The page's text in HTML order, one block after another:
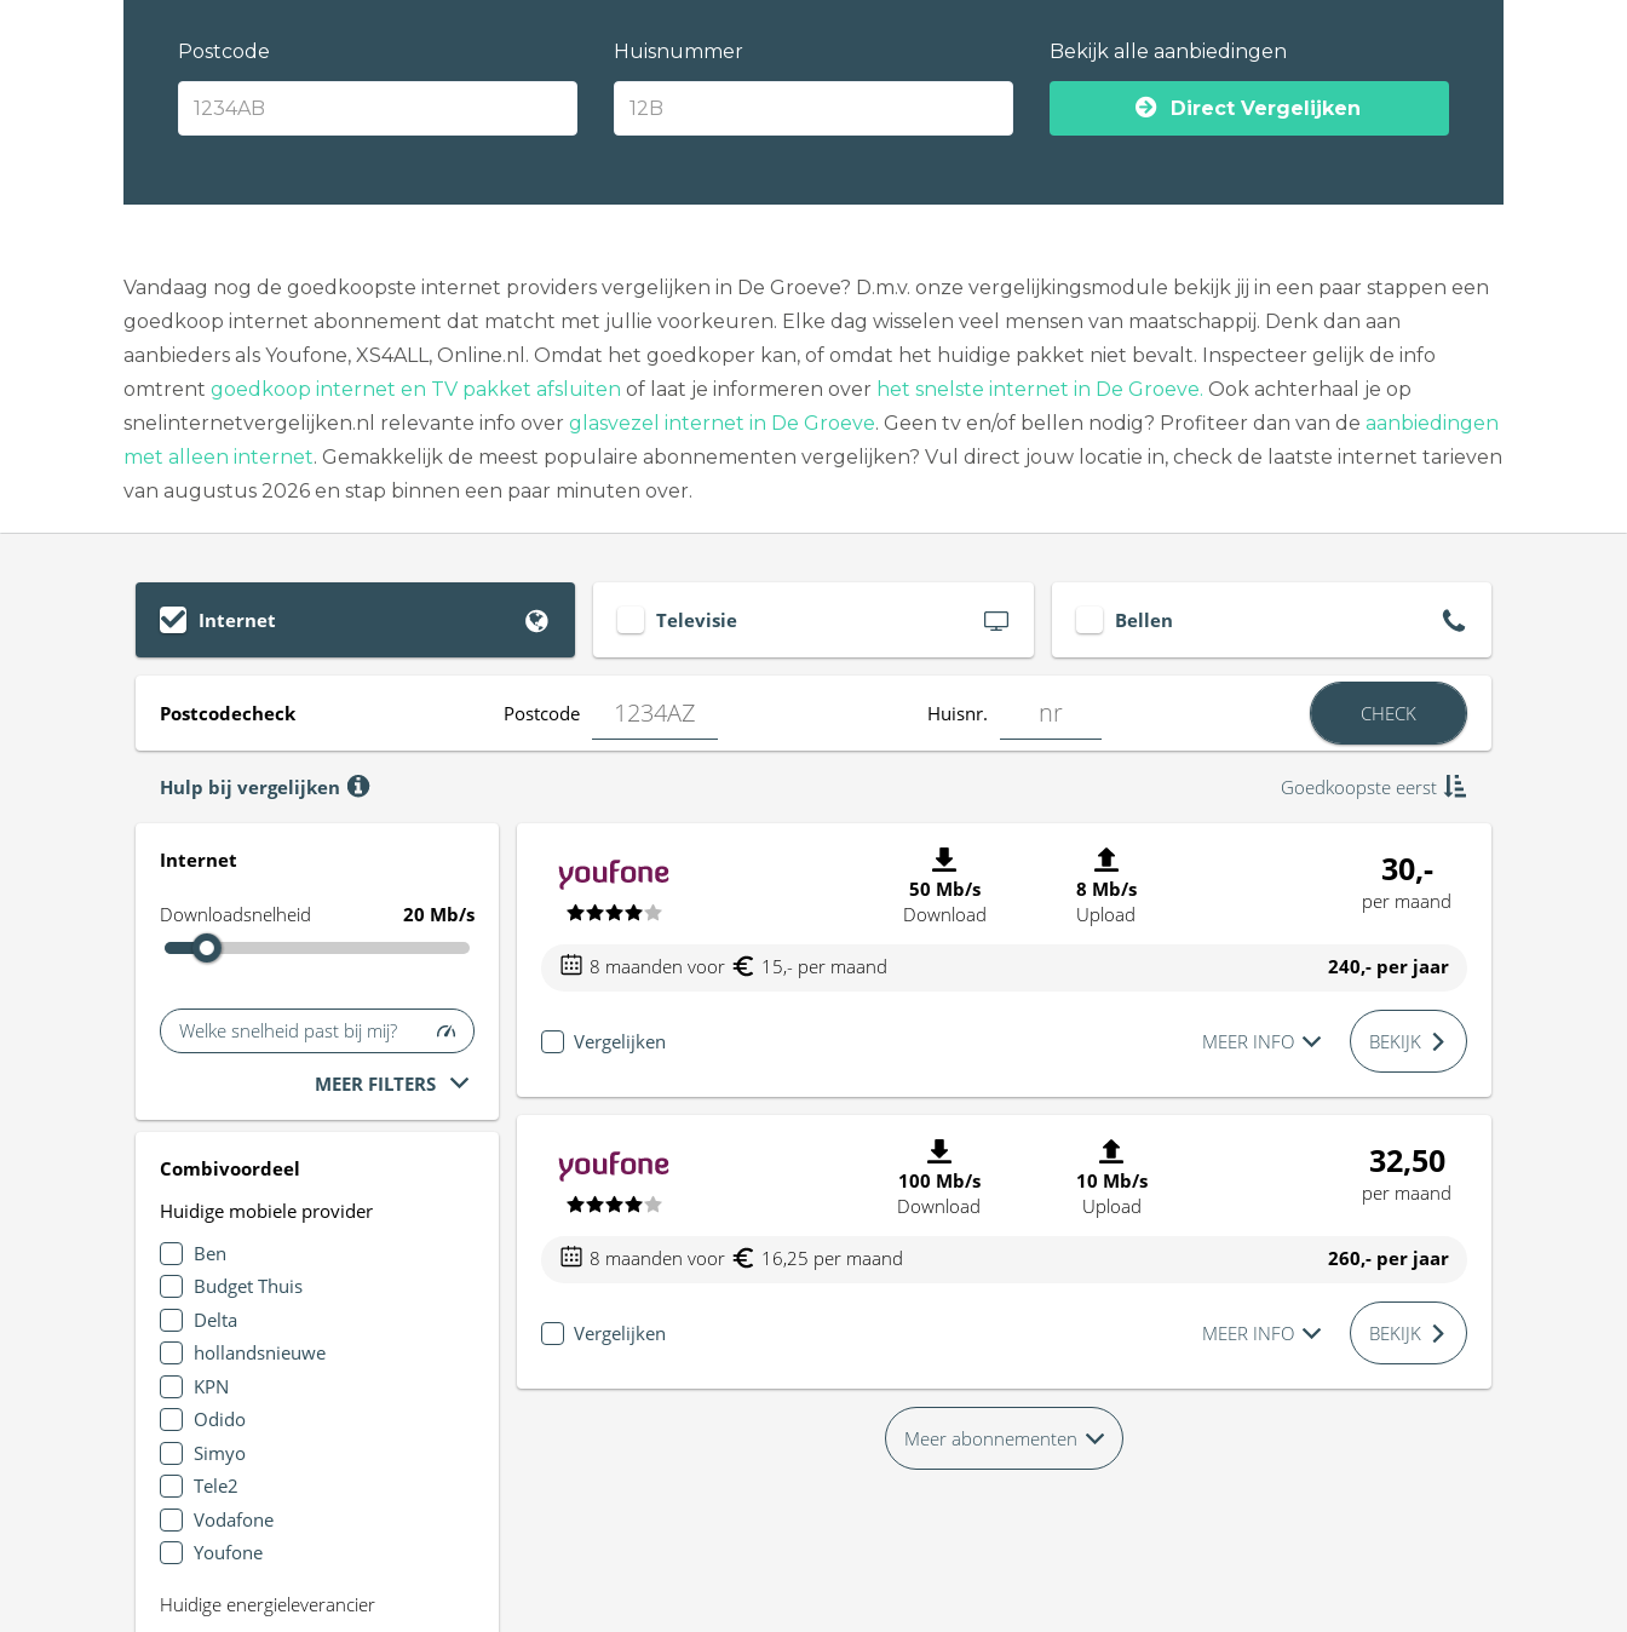
Postcode Huisnummer Bekijk alle aanbiedingen
Direct Vergelijken
Vandaag nog de goedkoopste internet providers vergelijken in De Groeve? D.m.v. onze vergelijkingsmodule bekijk jij in een paar stappen een
goedkoop internet abonnement dat matcht met jullie voorkeuren. Elke dag wisselen veel mensen van maatschappij. Denk dan aan
aanbieders als Youfone, XS4ALL, Online.nl. Omdat het goedkoper kan, of omdat het huidige pakket niet bevalt. Inspecteer gelijk de info
omtrent goedkoop internet en TV pakket afsluiten of laat je informeren over het snelste internet in De Groeve. Ook achterhaal je op
snelinternetvergelijken.nl relevante info over glasvezel internet in De Groeve. Geen tv en/of bellen nodig? Profiteer dan van de aanbiedingen
met alleen internet. Gemakkelijk de meest populaire abonnementen vergelijken? Vul direct jouw locatie in, check de laatste internet tarieven
van augustus 2026 en stap binnen een paar minuten over.
Internet Televisie Bellen
Postcodecheck Postcode Huisnr. CHECK
Hulp bij vergelijken Goedkoopste eerst
Internet
Downloadsnelheid 20 Mb/s
Welke snelheid past bij mij?
MEER FILTERS
Combivoordeel
Huidige mobiele provider
Ben
Budget Thuis
Delta
hollandsnieuwe
KPN
Odido
Simyo
Tele2
Vodafone
Youfone
Huidige energieleverancier
50 Mb/s
Download
8 Mb/s
Upload
30,-
per maand
8 maanden voor 15,- per maand 240,- per jaar
Vergelijken MEER INFO BEKIJK
100 Mb/s
Download
10 Mb/s
Upload
32,50
per maand
8 maanden voor 16,25 per maand 260,- per jaar
Vergelijken MEER INFO BEKIJK
Meer abonnementen